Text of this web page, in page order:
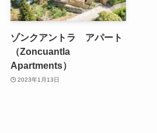
ゾンクアントラ アパート
（Zoncuantla
Apartments）
2023年1月13日